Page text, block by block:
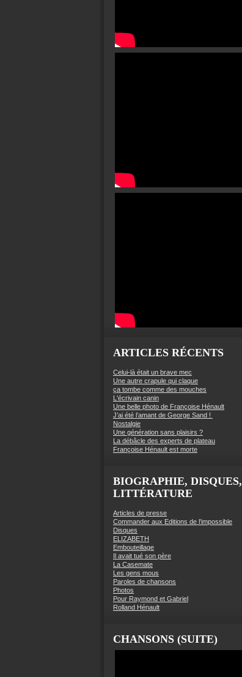
ARTICLES RÉCENTS
Celui-là était un brave mec
Une autre crapule qui claque
ça tombe comme des mouches
L'écrivain canin
Une belle photo de Françoise Hénault
J’ai été l’amant de George Sand !
Nostalgie
Une génération sans plaisirs ?
La débâcle des experts de plateau
Françoise Hénault est morte
BIOGRAPHIE, DISQUES,
LITTÉRATURE
Articles de presse
Commander aux Editions de l'impossible
Disques
ELIZABETH
Embouteillage
Il avait tué son père
La Casemate
Les gens mous
Paroles de chansons
Photos
Pour Raymond et Gabriel
Rolland Hénault
CHANSONS (SUITE)